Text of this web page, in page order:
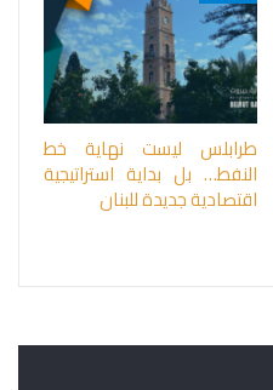
طرابلس ليست نهاية خط
النفط… بل بداية استراتيجية
اقتصادية جديدة للبنان